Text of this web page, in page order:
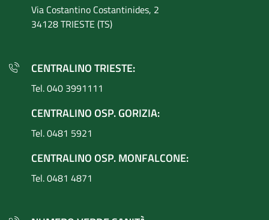
Via Costantino Costantinides, 2
34128 TRIESTE (TS)
CENTRALINO TRIESTE:
Tel. 040 3991111
CENTRALINO OSP. GORIZIA:
Tel. 0481 5921
CENTRALINO OSP. MONFALCONE:
Tel. 0481 4871